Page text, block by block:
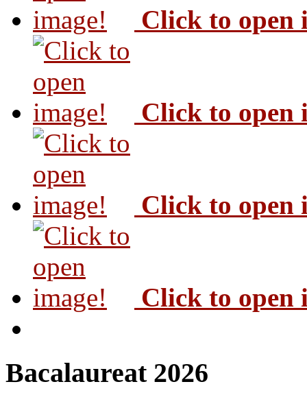
Click to open
Click to open
Click to open
Click to open
Bacalaureat 2026